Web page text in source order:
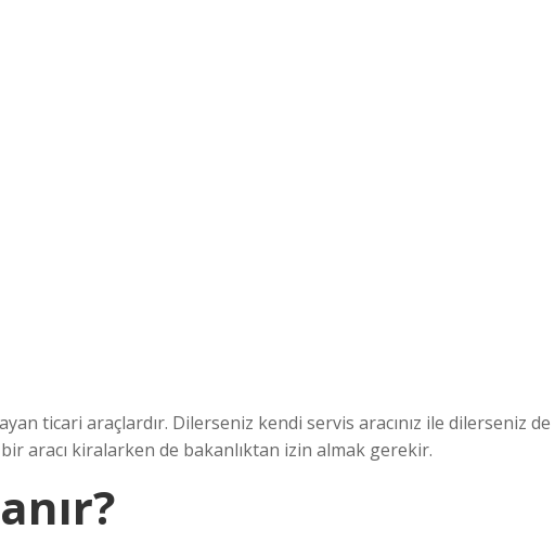
ticari araçlardır. Dilerseniz kendi servis aracınız ile dilerseniz de
aracı kiralarken de bakanlıktan izin almak gerekir.